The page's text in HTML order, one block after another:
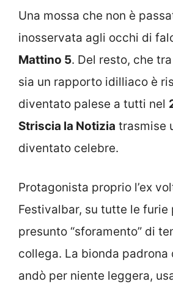
Una mossa che non è
inosservata agli occhi di
Mattino 5. Del resto, che
sia un rapporto idilliaco è
diventato palese a tutti nel
Striscia la Notizia trasmise
diventato celebre.
Protagonista proprio l’ex
Festivalbar, su tutte le furie
presunto “sforamento” di
collega. La bionda padrona
andò per niente leggera,